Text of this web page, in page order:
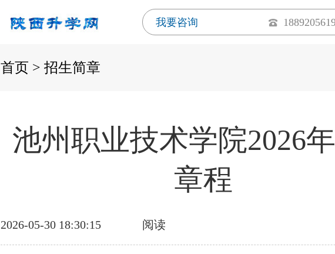
我要咨询
首页 > 招生简章
池州职业技术学院2026
章程
2026-05-30 18:30:15 阅读